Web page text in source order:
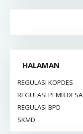
HALAMAN
REGULASI KOPDES
REGULASI PEMB DESA
REGULASI BPD
SKMD